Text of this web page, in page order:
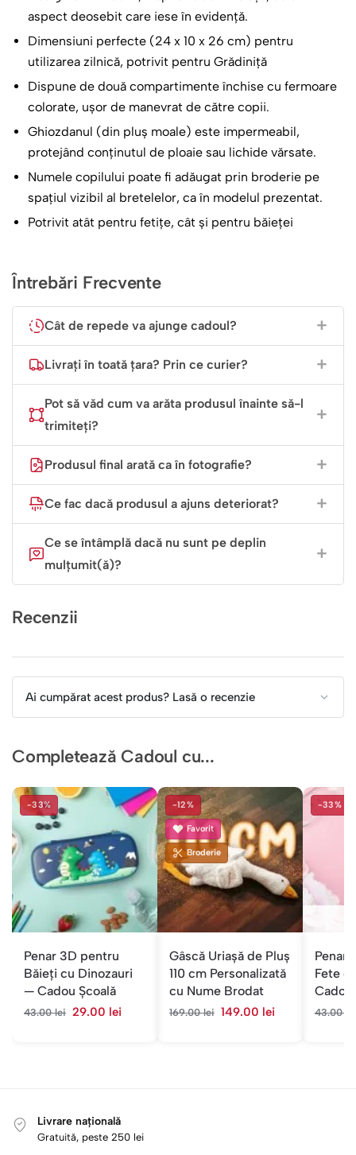
aspect deosebit care iese în evidență.
Dimensiuni perfecte (24 x 10 x 26 cm) pentru
utilizarea zilnică, potrivit pentru Grădiniță
Dispune de două compartimente închise cu fermoare
colorate, ușor de manevrat de către copii.
Ghiozdanul (din pluș moale) este impermeabil,
protejând conținutul de ploaie sau lichide vărsate.
Numele copilului poate fi adăugat prin broderie pe
spațiul vizibil al bretelelor, ca în modelul prezentat.
Potrivit atât pentru fetițe, cât și pentru băieței
Întrebări Frecvente
Cât de repede va ajunge cadoul?
Livrați în toată țara? Prin ce curier?
Pot să văd cum va arăta produsul înainte să-l
trimiteți?
Produsul final arată ca în fotografie?
Ce fac dacă produsul a ajuns deteriorat?
Ce se întâmplă dacă nu sunt pe deplin
mulțumit(ă)?
Recenzii
Ai cumpărat acest produs? Lasă o recenzie
Completează Cadoul cu...
-33%
Penar 3D pentru
Băieți cu Dinozauri
— Cadou Școală
43.00lei 29.00 lei
-12%
Favorit
Broderie
Gâscă Uriașă de Pluș
110 cm Personalizată
cu Nume Brodat
169.00lei 149.00 lei
-33%
Penar
Fete
Cadou
43.00
Livrare națională
Gratuită, peste 250 lei